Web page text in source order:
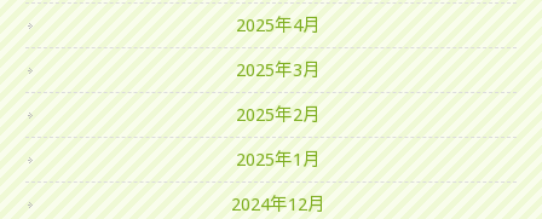
2025年4月
2025年3月
2025年2月
2025年1月
2024年12月